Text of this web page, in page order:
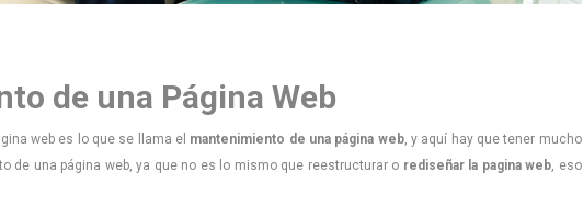
de una Página Web
web es lo que se llama el mantenimiento de una página web, y aquí hay que tener mucho
de una página web, ya que no es lo mismo que reestructurar o rediseñar la pagina web, eso